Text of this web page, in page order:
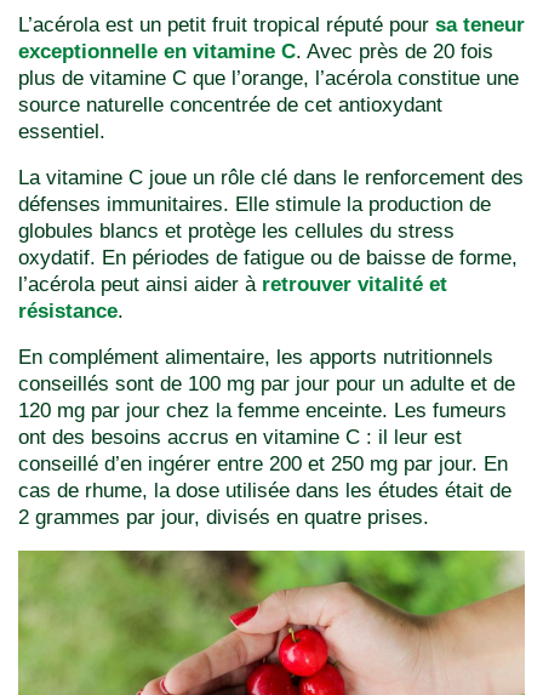
L’acérola est un petit fruit tropical réputé pour sa teneur
exceptionnelle en vitamine C. Avec près de 20 fois
plus de vitamine C que l’orange, l’acérola constitue une
source naturelle concentrée de cet antioxydant
essentiel.
La vitamine C joue un rôle clé dans le renforcement des
défenses immunitaires. Elle stimule la production de
globules blancs et protège les cellules du stress
oxydatif. En périodes de fatigue ou de baisse de forme,
l’acérola peut ainsi aider à retrouver vitalité et
résistance.
En complément alimentaire, les apports nutritionnels
conseillés sont de 100 mg par jour pour un adulte et de
120 mg par jour chez la femme enceinte. Les fumeurs
ont des besoins accrus en vitamine C : il leur est
conseillé d’en ingérer entre 200 et 250 mg par jour. En
cas de rhume, la dose utilisée dans les études était de
2 grammes par jour, divisés en quatre prises.